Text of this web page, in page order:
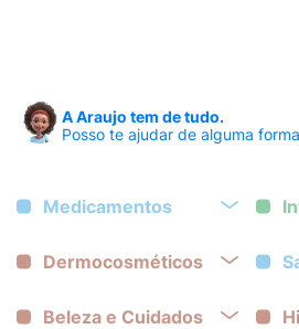
A Araujo tem de tudo.
Posso te ajudar de alguma
Medicamentos
Dermocosméticos
Beleza e Cuidados